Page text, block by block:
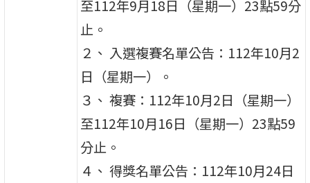
至112年9月18日（星期一）23點59分
止。
２、 入選複賽名單公告：112年10月2
日（星期一）。
３、 複賽：112年10月2日（星期一）
至112年10月16日（星期一）23點59
分止。
４、 得獎名單公告：112年10月24日